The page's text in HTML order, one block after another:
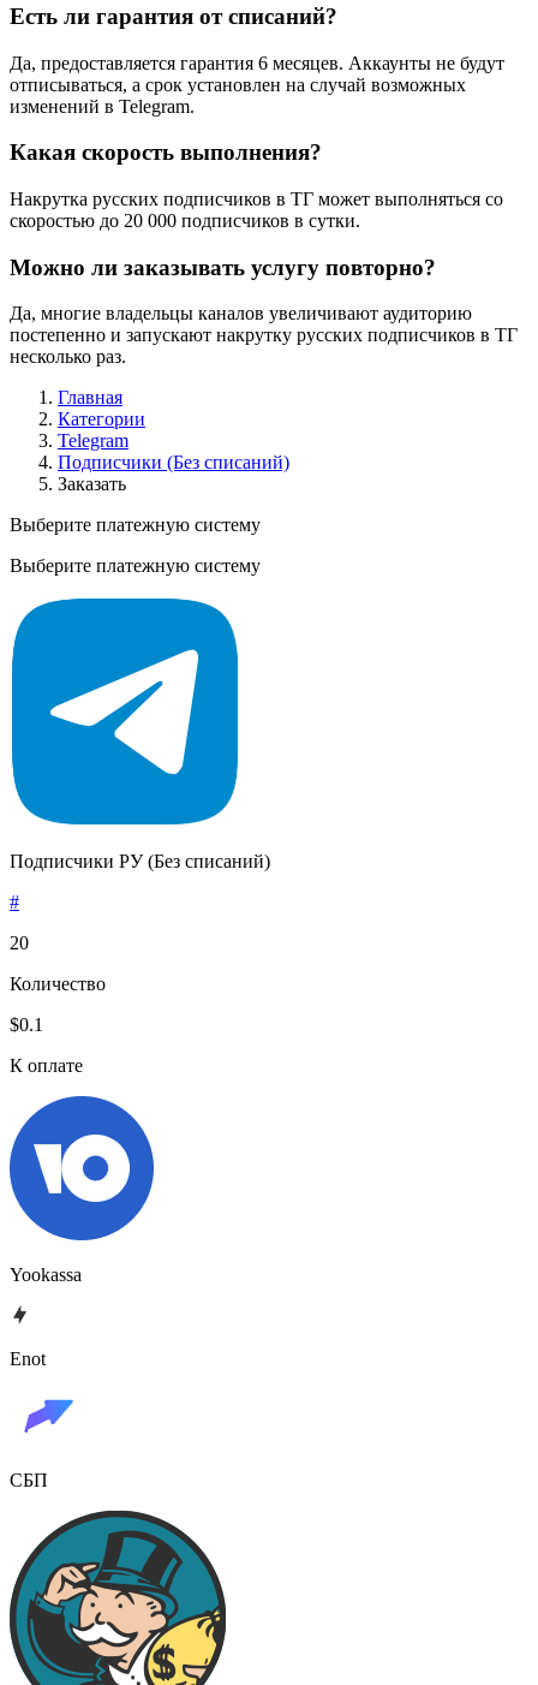
Есть ли гарантия от списаний?
Да, предоставляется гарантия 6 месяцев. Аккаунты не будут
отписываться, а срок установлен на случай возможных
изменений в Telegram.
Какая скорость выполнения?
Накрутка русских подписчиков в ТГ может выполняться со
скоростью до 20 000 подписчиков в сутки.
Можно ли заказывать услугу повторно?
Да, многие владельцы каналов увеличивают аудиторию
постепенно и запускают накрутку русских подписчиков в ТГ
несколько раз.
Главная
Категории
Telegram
Подписчики (Без списаний)
Заказать
Выберите платежную систему
Выберите платежную систему
Подписчики РУ (Без списаний)
#
20
Количество
$0.1
К оплате
Yookassa
Enot
СБП